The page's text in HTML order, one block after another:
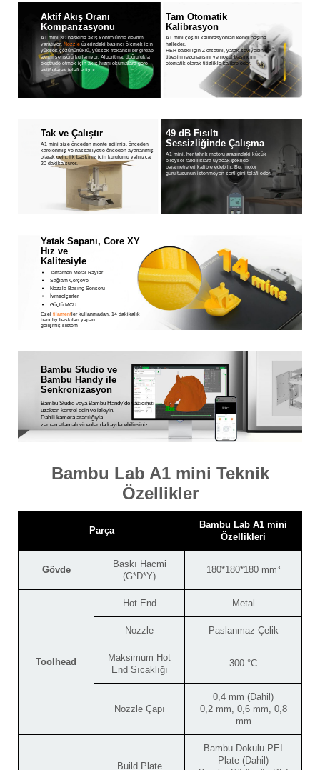
Aktif Akış Oranı
Kompanzasyonu
A1 mini 3D baskıda akış kontrolünde devrim
yaratıyor. Nozzleüzerindeki basıncı ölçmek için
yüksek çözünürlüklü, yüksek frekanslı bir girdap
akımı sensörü kullanıyor. Algoritma, doğrulukla
ekstrüde etmek için akış hıznı okumalara göre
aktif olarak telafi ediyor.
Tam Otomatik
Kalibrasyon
A1 mini çeşitli kalibrasyonları kendi başına
halleder.
HER baskı için Z-ofsetini, yatak seviyesini,
titreşim rezonansını ve nozul basıncını
otomatik olarak titizlikle kalibre eder.
Tak ve Çalıştır
A1 mini size önceden monte edilmiş, önceden
karelenmiş ve hassasiyetle önceden ayarlanmış
olarak gelir. İlk baskınız için kurulumu yalnızca
20 dakika sürer.
49 dB Fısıltı
Sessizliğinde Çalışma
A1 mini, her tahrik motoru arasındaki küçük
bireysel farklılıklara uyacak şekilde
parametreleri kalibre edebilir. Bu, motor
gürültüsünün istenmeyen sertliğini telafi eder.
Yatak Sapanı, Core XY
Hız ve
Kalitesiyle
Tamamen Metal Raylar
Sağlam Çerçeve
Nozzle Basınç Sensörü
İvmeölçerler
Güçlü MCU
Özel filamentler kullanmadan, 14 dakikalık
benchy baskıları yapan
gelişmiş sistem
Bambu Studio ve
Bambu Handy ile
Senkronizasyon
Bambu Studio veya Bambu Handy’de yazıcınızı
uzaktan kontrol edin ve izleyin.
Dahili kamera aracılığıyla
zaman atlamalı videolar da kaydedebilirsiniz.
Bambu Lab A1 mini Teknik
Özellikler
Parça
Bambu Lab A1 mini
Özellikleri
Gövde
Baskı Hacmi
(G*D*Y)
180*180*180 mm³
Toolhead
Hot End Metal
Nozzle Paslanmaz Çelik
Maksimum Hot
End Sıcaklığı
300 °C
Nozzle Çapı
0,4 mm (Dahil)
0,2 mm, 0,6 mm, 0,8
mm
Build Plate
Bambu Dokulu PEI
Plate (Dahil)